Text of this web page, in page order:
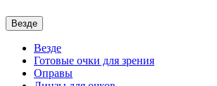
Везде
Везде
Готовые очки для зрения
Оправы